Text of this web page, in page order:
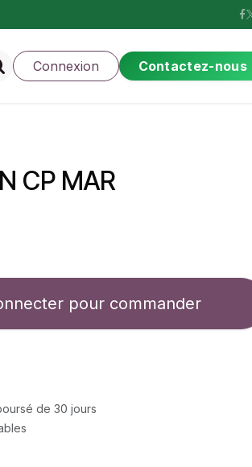
Connexion Contactez-nous
CP MAR
pour commander
de 30 jours